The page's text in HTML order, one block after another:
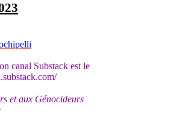
canal Substack est le
et aux Génocideurs